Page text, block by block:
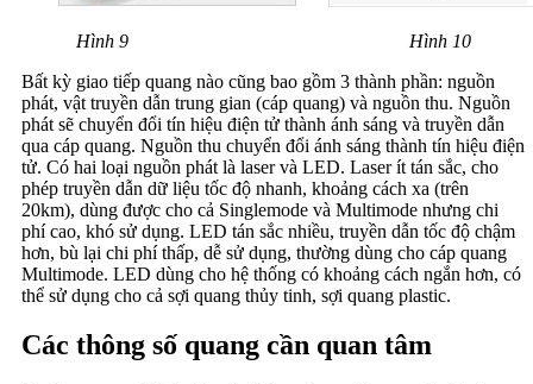
Hình 9 Hình 10
Bất kỳ giao tiếp quang nào cũng bao gồm 3 thành phần: nguồn
phát, vật truyền dẫn trung gian (cáp quang) và nguồn thu. Nguồn
phát sẽ chuyển đổi tín hiệu điện tử thành ánh sáng và truyền dẫn
qua cáp quang. Nguồn thu chuyển đổi ánh sáng thành tín hiệu điện
tử. Có hai loại nguồn phát là laser và LED. Laser ít tán sắc, cho
phép truyền dẫn dữ liệu tốc độ nhanh, khoảng cách xa (trên
20km), dùng được cho cả Singlemode và Multimode nhưng chi
phí cao, khó sử dụng. LED tán sắc nhiều, truyền dẫn tốc độ chậm
hơn, bù lại chi phí thấp, dễ sử dụng, thường dùng cho cáp quang
Multimode. LED dùng cho hệ thống có khoảng cách ngắn hơn, có
thể sử dụng cho cả sợi quang thủy tinh, sợi quang plastic.
Các thông số quang cần quan tâm